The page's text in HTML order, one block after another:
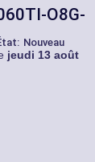
O8G-
Nouveau
jeudi 13 août